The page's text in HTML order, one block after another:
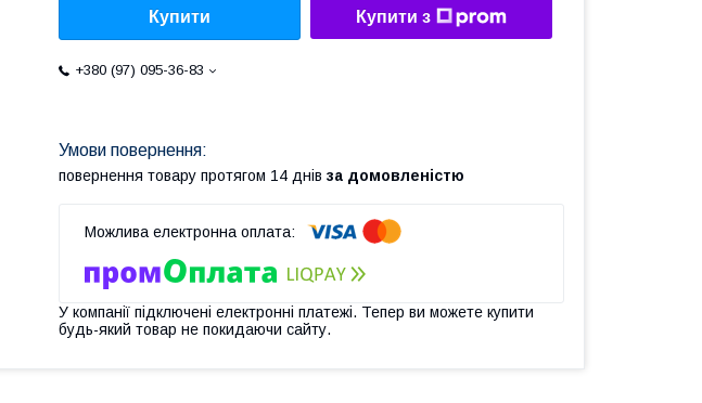
Купити Купити з
+380 (97) 095-36-83
повернення товару протягом 14 днів за домовленістю
У компанії підключені електронні платежі. Тепер ви можете купити
будь-який товар не покидаючи сайту.